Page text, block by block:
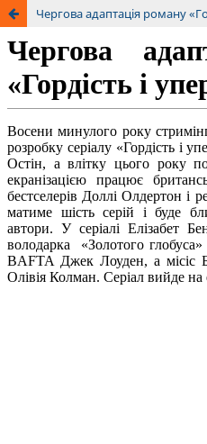
Чергова адаптація роману